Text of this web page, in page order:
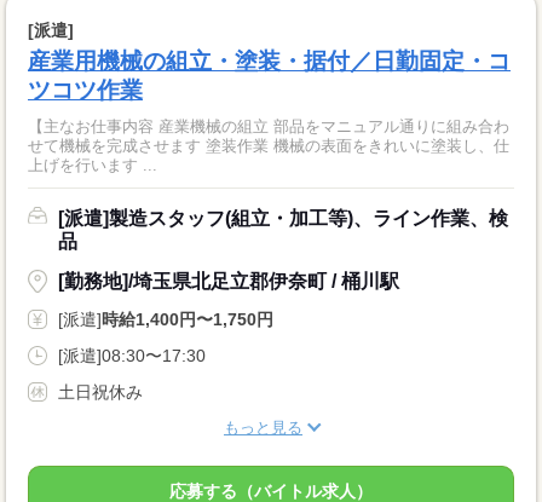
[派遣]
産業用機械の組立・塗装・据付／日勤固定・コ
ツコツ作業
【主なお仕事内容 産業機械の組立 部品をマニュアル通りに組み合わ
せて機械を完成させます 塗装作業 機械の表面をきれいに塗装し、仕
上げを行います ...
[派遣]製造スタッフ(組立・加工等)、ライン作業、検
品
[勤務地]/埼玉県北足立郡伊奈町 / 桶川駅
[派遣]時給1,400円〜1,750円
[派遣]08:30〜17:30
土日祝休み
もっと見る
応募する（バイトル求人）